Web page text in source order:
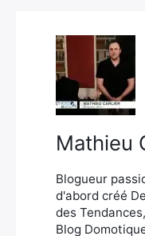
Mathieu
Blogueur
d'abord créé
des
Blog
Rechercher
: